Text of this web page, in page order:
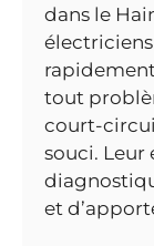
dans le
tout
court-
souci. Leur
et